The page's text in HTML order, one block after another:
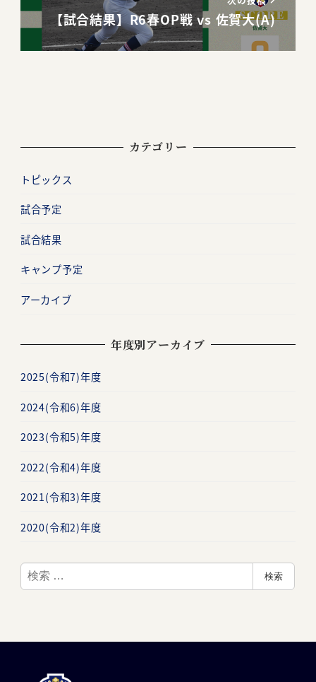
【試合結果】R6春OP戦 vs 佐賀大(A)
カテゴリー
トピックス
試合予定
試合結果
キャンプ予定
アーカイブ
年度別アーカイブ
2025(令和7)年度
2024(令和6)年度
2023(令和5)年度
2022(令和4)年度
2021(令和3)年度
2020(令和2)年度
検
索
検索